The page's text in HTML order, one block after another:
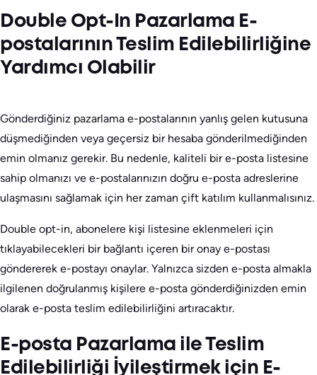
Double Opt-In Pazarlama E-
postalarının Teslim Edilebilirliğine
Yardımcı Olabilir
Gönderdiğiniz pazarlama e-postalarının yanlış gelen kutusuna
düşmediğinden veya geçersiz bir hesaba gönderilmediğinden
emin olmanız gerekir. Bu nedenle, kaliteli bir e-posta listesine
sahip olmanızı ve e-postalarınızın doğru e-posta adreslerine
ulaşmasını sağlamak için her zaman çift katılım kullanmalısınız.
Double opt-in, abonelere kişi listesine eklenmeleri için
tıklayabilecekleri bir bağlantı içeren bir onay e-postası
göndererek e-postayı onaylar. Yalnızca sizden e-posta almakla
ilgilenen doğrulanmış kişilere e-posta gönderdiğinizden emin
olarak e-posta teslim edilebilirliğini artıracaktır.
E-posta Pazarlama ile Teslim
Edilebilirliği İyileştirmek için E-